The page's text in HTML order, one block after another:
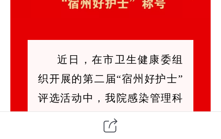
近日，在市卫生健康委组
织开展的第二届“宿州好护士”
评选活动中，我院感染管理科
副科长李慧荣获“宿州好护士”
荣誉称号。她用自己的实际行